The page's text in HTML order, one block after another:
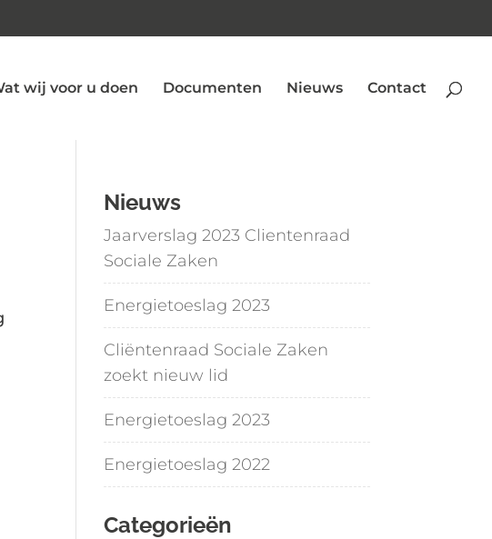
wij voor u doen Documenten Nieuws Contact
Nieuws
Jaarverslag 2023 Clientenraad
Sociale Zaken
Energietoeslag 2023
Cliëntenraad Sociale Zaken
zoekt nieuw lid
Energietoeslag 2023
Energietoeslag 2022
Categorieën